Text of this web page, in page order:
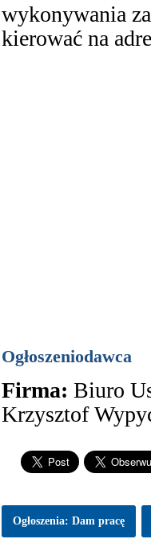
wykonywania
kierować na
Ogłoszeniodawca
Firma: Biuro
Krzysztof
Ogłoszenia: Dam pracę